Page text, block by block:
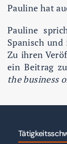
Pauline hat
Pauline
Spanisch
Zu ihren
ein Beitrag
the business